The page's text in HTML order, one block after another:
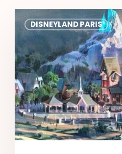
DISNEYLAND PARIS
World
of
Frozen
in
Disneyland®
Paris:
Alles
wat
u
moet
weten